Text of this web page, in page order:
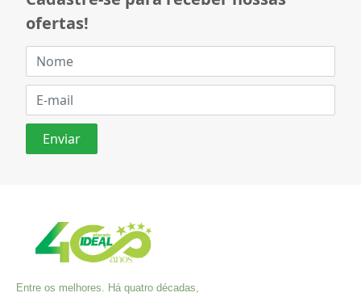
ofertas!
Entre os melhores. Há quatro décadas,